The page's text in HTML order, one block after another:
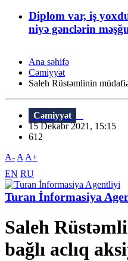
Diplom var, iş
niyə gənclərin
Ana səhifə
Cəmiyyət
Saleh Rüstəmlinin
Cəmiyyət
15 Dekabr 2021, 15:15
612
A- A A+
EN RU
Turan İnformasiya
Saleh
bağlı aclıq